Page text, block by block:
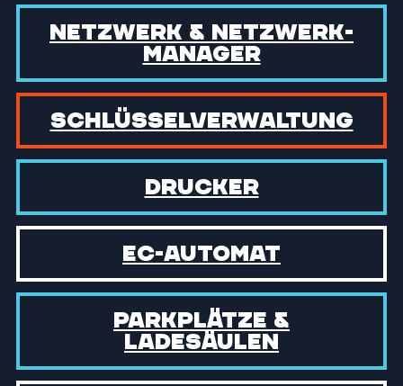
Netzwerk & Netzwerk­
manager
Schlüssel­verwaltung
Drucker
EC-Automat
Parkplätze &
Ladesäulen